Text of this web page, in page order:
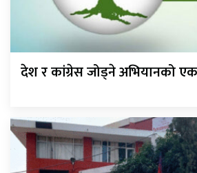
देश र कांग्रेस जोड्ने अभियानको